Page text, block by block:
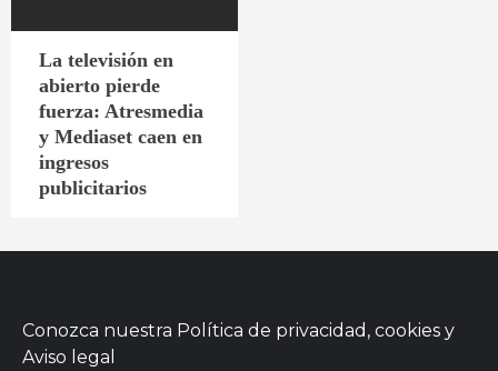
La televisión en
abierto pierde
fuerza: Atresmedia
y Mediaset caen en
ingresos
publicitarios
Conozca nuestra Política de privacidad, cookies y
Aviso legal